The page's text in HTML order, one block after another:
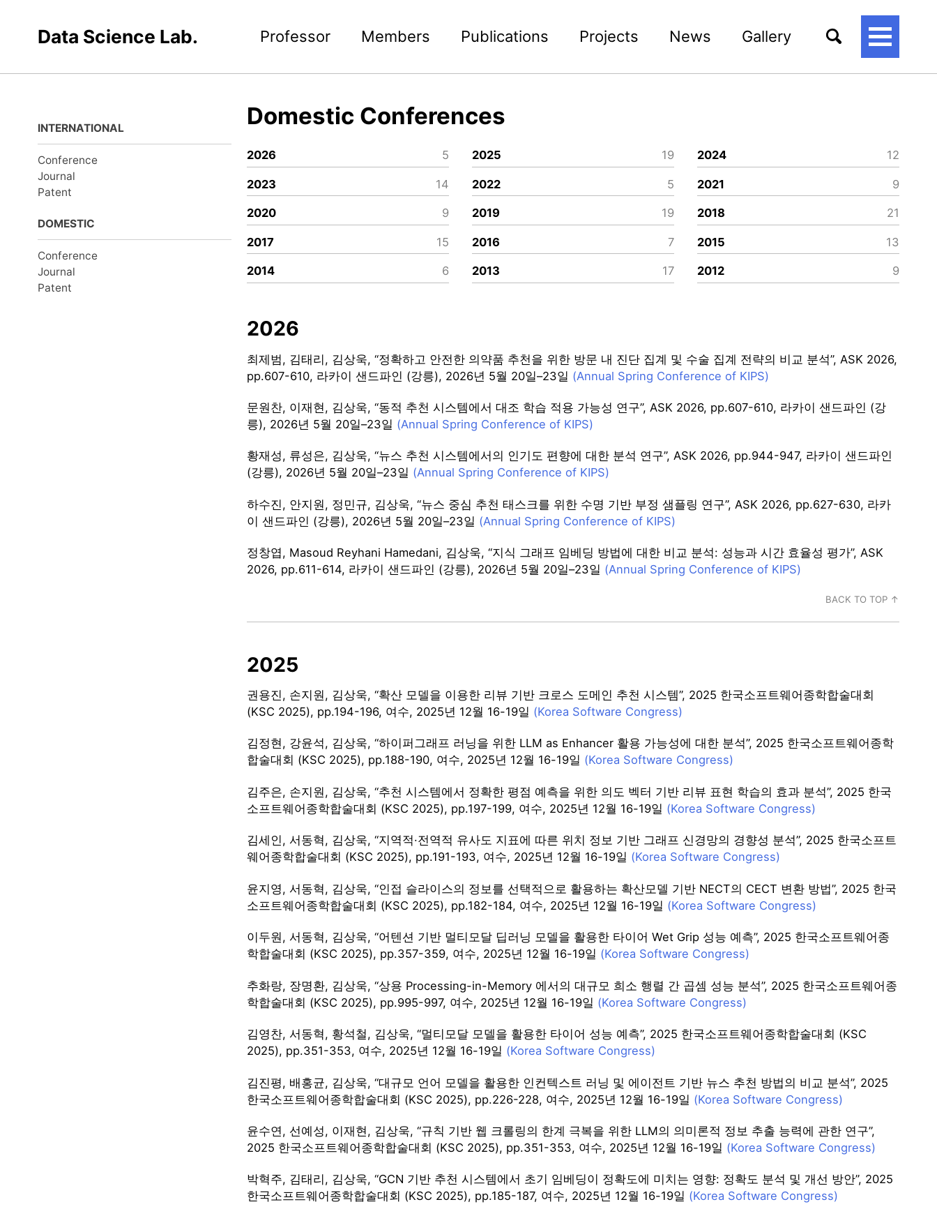
Data Science Lab. Professor Members Publications Projects News Gallery
토
INTERNATIONAL
Conference
Journal
Patent
DOMESTIC
Conference
Journal
Patent
Domestic Conferences
2026 5 2025 19 2024 12
2023 14 2022 5 2021 9
2020 9 2019 19 2018 21
2017 15 2016 7 2015 13
2014 6 2013 17 2012 9
2026
최제범, 김태리, 김상욱, “정확하고 안전한 의약품 추천을 위한 방문 내 진단 집계 및 수술 집계 전략의 비교 분석”, ASK 2026,
pp.607-610, 라카이 샌드파인 (강릉), 2026년 5월 20일–23일 (Annual Spring Conference of KIPS)
문원찬, 이재현, 김상욱, “동적 추천 시스템에서 대조 학습 적용 가능성 연구”, ASK 2026, pp.607-610, 라카이 샌드파인 (강
릉), 2026년 5월 20일–23일 (Annual Spring Conference of KIPS)
황재성, 류성은, 김상욱, “뉴스 추천 시스템에서의 인기도 편향에 대한 분석 연구”, ASK 2026, pp.944-947, 라카이 샌드파인
(강릉), 2026년 5월 20일–23일 (Annual Spring Conference of KIPS)
하수진, 안지원, 정민규, 김상욱, “뉴스 중심 추천 태스크를 위한 수명 기반 부정 샘플링 연구”, ASK 2026, pp.627-630, 라카
이 샌드파인 (강릉), 2026년 5월 20일–23일 (Annual Spring Conference of KIPS)
정창엽, Masoud Reyhani Hamedani, 김상욱, “지식 그래프 임베딩 방법에 대한 비교 분석: 성능과 시간 효율성 평가”, ASK
2026, pp.611-614, 라카이 샌드파인 (강릉), 2026년 5월 20일–23일 (Annual Spring Conference of KIPS)
BACK TO TOP ↑
2025
권용진, 손지원, 김상욱, “확산 모델을 이용한 리뷰 기반 크로스 도메인 추천 시스템”, 2025 한국소프트웨어종학합술대회
(KSC 2025), pp.194-196, 여수, 2025년 12월 16-19일 (Korea Software Congress)
김정현, 강윤석, 김상욱, “하이퍼그래프 러닝을 위한 LLM as Enhancer 활용 가능성에 대한 분석”, 2025 한국소프트웨어종학
합술대회 (KSC 2025), pp.188-190, 여수, 2025년 12월 16-19일 (Korea Software Congress)
김주은, 손지원, 김상욱, “추천 시스템에서 정확한 평점 예측을 위한 의도 벡터 기반 리뷰 표현 학습의 효과 분석”, 2025 한국
소프트웨어종학합술대회 (KSC 2025), pp.197-199, 여수, 2025년 12월 16-19일 (Korea Software Congress)
김세인, 서동혁, 김상욱, “지역적·전역적 유사도 지표에 따른 위치 정보 기반 그래프 신경망의 경향성 분석”, 2025 한국소프트
웨어종학합술대회 (KSC 2025), pp.191-193, 여수, 2025년 12월 16-19일 (Korea Software Congress)
윤지영, 서동혁, 김상욱, “인접 슬라이스의 정보를 선택적으로 활용하는 확산모델 기반 NECT의 CECT 변환 방법”, 2025 한국
소프트웨어종학합술대회 (KSC 2025), pp.182-184, 여수, 2025년 12월 16-19일 (Korea Software Congress)
이두원, 서동혁, 김상욱, “어텐션 기반 멀티모달 딥러닝 모델을 활용한 타이어 Wet Grip 성능 예측”, 2025 한국소프트웨어종
학합술대회 (KSC 2025), pp.357-359, 여수, 2025년 12월 16-19일 (Korea Software Congress)
추화랑, 장명환, 김상욱, “상용 Processing-in-Memory 에서의 대규모 희소 행렬 간 곱셈 성능 분석”, 2025 한국소프트웨어종
학합술대회 (KSC 2025), pp.995-997, 여수, 2025년 12월 16-19일 (Korea Software Congress)
김영찬, 서동혁, 황석철, 김상욱, “멀티모달 모델을 활용한 타이어 성능 예측”, 2025 한국소프트웨어종학합술대회 (KSC
2025), pp.351-353, 여수, 2025년 12월 16-19일 (Korea Software Congress)
김진평, 배홍균, 김상욱, “대규모 언어 모델을 활용한 인컨텍스트 러닝 및 에이전트 기반 뉴스 추천 방법의 비교 분석”, 2025
한국소프트웨어종학합술대회 (KSC 2025), pp.226-228, 여수, 2025년 12월 16-19일 (Korea Software Congress)
윤수연, 선예성, 이재현, 김상욱, “규칙 기반 웹 크롤링의 한계 극복을 위한 LLM의 의미론적 정보 추출 능력에 관한 연구”,
2025 한국소프트웨어종학합술대회 (KSC 2025), pp.351-353, 여수, 2025년 12월 16-19일 (Korea Software Congress)
박혁주, 김태리, 김상욱, “GCN 기반 추천 시스템에서 초기 임베딩이 정확도에 미치는 영향: 정확도 분석 및 개선 방안”, 2025
한국소프트웨어종학합술대회 (KSC 2025), pp.185-187, 여수, 2025년 12월 16-19일 (Korea Software Congress)